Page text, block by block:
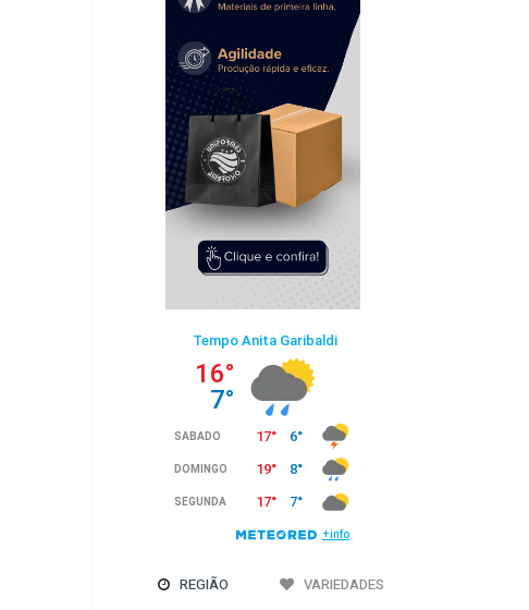
REGIÃO VARIEDADES